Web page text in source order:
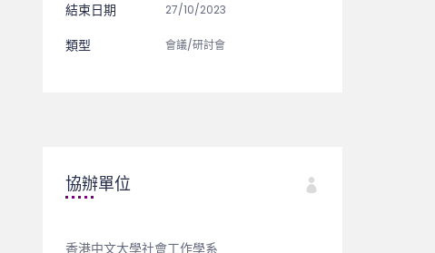
結束日期 27/10/2023
類型 會議/研討會
協辦單位
香港中文大學社會工作學系